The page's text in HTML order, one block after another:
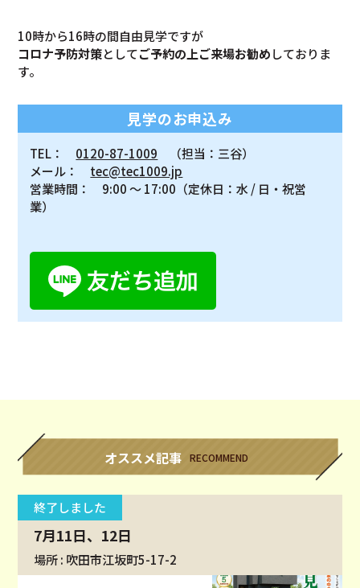
10時から16時の間自由見学ですが
コロナ予防対策としてご予約の上ご来場お勧めしておりま
す。
見学のお申込み
TEL： 0120-87-1009 （担当：三谷）
メール： tec@tec1009.jp
営業時間： 9:00 ～ 17:00（定休日：水 / 日・祝営
業）
オススメ記事 RECOMMEND
終了しました
7月11日、12日
場所 : 吹田市江坂町5-17-2